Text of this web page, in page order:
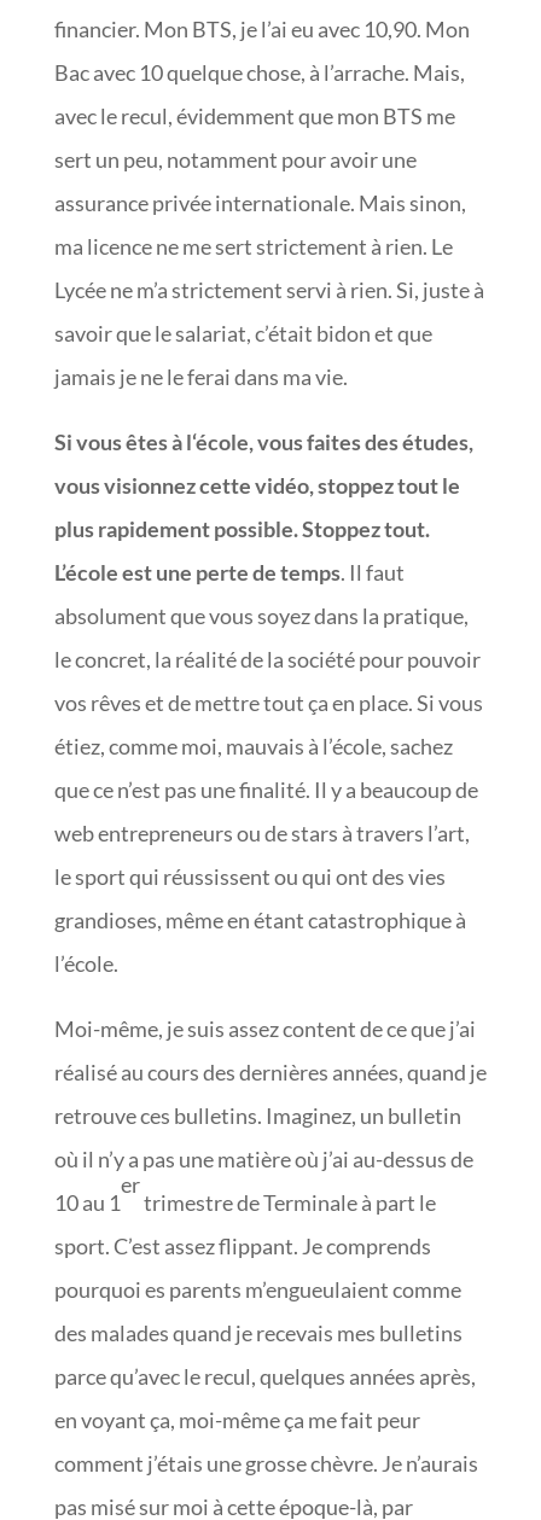
financier. Mon BTS, je l’ai eu avec 10,90. Mon
Bac avec 10 quelque chose, à l’arrache. Mais,
avec le recul, évidemment que mon BTS me
sert un peu, notamment pour avoir une
assurance privée internationale. Mais sinon,
ma licence ne me sert strictement à rien. Le
Lycée ne m’a strictement servi à rien. Si, juste à
savoir que le salariat, c’était bidon et que
jamais je ne le ferai dans ma vie.
Si vous êtes à l‘école, vous faites des études,
vous visionnez cette vidéo, stoppez tout le
plus rapidement possible. Stoppez tout.
L’école est une perte de temps. Il faut
absolument que vous soyez dans la pratique,
le concret, la réalité de la société pour pouvoir
vos rêves et de mettre tout ça en place. Si vous
étiez, comme moi, mauvais à l’école, sachez
que ce n’est pas une finalité. Il y a beaucoup de
web entrepreneurs ou de stars à travers l’art,
le sport qui réussissent ou qui ont des vies
grandioses, même en étant catastrophique à
l’école.
Moi-même, je suis assez content de ce que j’ai
réalisé au cours des dernières années, quand je
retrouve ces bulletins. Imaginez, un bulletin
où il n’y a pas une matière où j’ai au-dessus de
10 au 1
er
trimestre de Terminale à part le
sport. C’est assez flippant. Je comprends
pourquoi es parents m’engueulaient comme
des malades quand je recevais mes bulletins
parce qu’avec le recul, quelques années après,
en voyant ça, moi-même ça me fait peur
comment j’étais une grosse chèvre. Je n’aurais
pas misé sur moi à cette époque-là, par